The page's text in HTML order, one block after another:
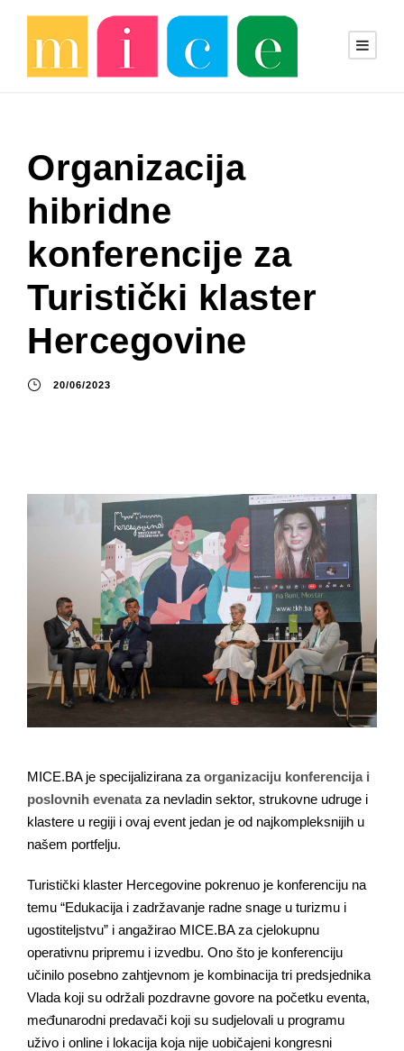
Organizacija
hibridne
konferencije za
Turistički klaster
Hercegovine
20/06/2023
MICE.BA je specijalizirana za organizaciju konferencija i
poslovnih evenataza nevladin sektor, strukovne udruge i
klastere u regiji i ovaj event jedan je od najkompleksnijih u
našem portfelju.
Turistički klaster Hercegovine pokrenuo je konferenciju na
temu “Edukacija i zadržavanje radne snage u turizmu i
ugostiteljstvu” i angažirao MICE.BA za cjelokupnu
operativnu pripremu i izvedbu. Ono što je konferenciju
učinilo posebno zahtjevnom je kombinacija tri predsjednika
Vlada koji su održali pozdravne govore na početku eventa,
međunarodni predavači koji su sudjelovali u programu
uživo i online i lokacija koja nije uobičajeni kongresni